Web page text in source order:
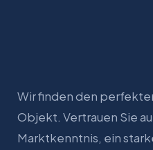
Wir finden den
Objekt. Vertrauen Sie
Marktkenntnis, ein